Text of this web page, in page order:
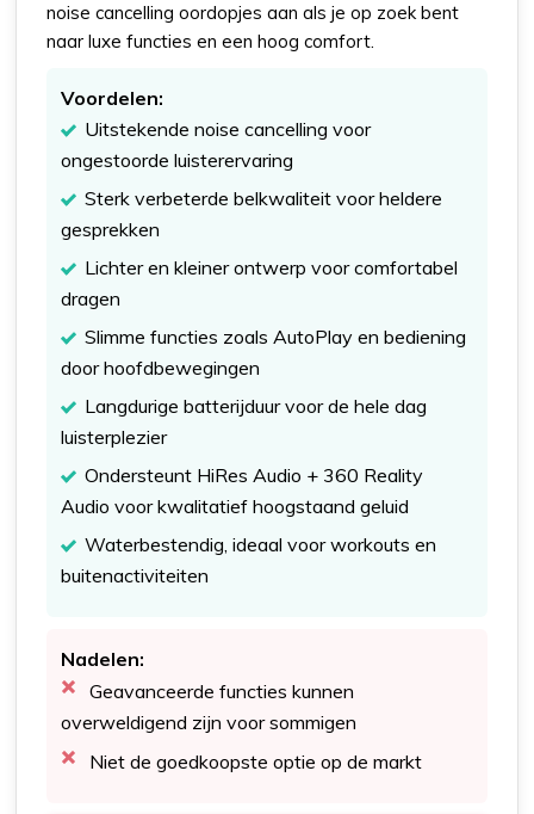
noise cancelling oordopjes aan als je op zoek bent
naar luxe functies en een hoog comfort.
Voordelen:
Uitstekende noise cancelling voor
ongestoorde luisterervaring
Sterk verbeterde belkwaliteit voor heldere
gesprekken
Lichter en kleiner ontwerp voor comfortabel
dragen
Slimme functies zoals AutoPlay en bediening
door hoofdbewegingen
Langdurige batterijduur voor de hele dag
luisterplezier
Ondersteunt HiRes Audio + 360 Reality
Audio voor kwalitatief hoogstaand geluid
Waterbestendig, ideaal voor workouts en
buitenactiviteiten
Nadelen:
Geavanceerde functies kunnen
overweldigend zijn voor sommigen
Niet de goedkoopste optie op de markt